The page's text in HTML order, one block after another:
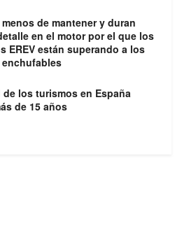
de mantener y duran
en el motor por el que los
EREV están superando a los
de los turismos en España
de 15 años